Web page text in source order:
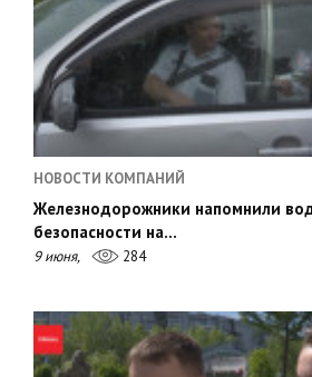
НОВОСТИ КОМПАНИЙ
Железнодорожники напомнили
безопасности на…
9 июня, 284